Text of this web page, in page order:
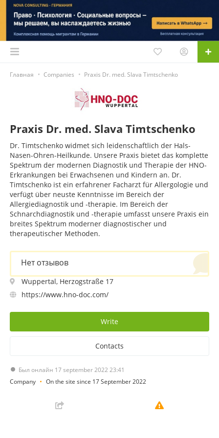
Главная Companies Praxis Dr. med. Slava Timtschenko
Praxis Dr. med. Slava Timtschenko
Dr. Timtschenko widmet sich leidenschaftlich der Hals-
Nasen-Ohren-Heilkunde. Unsere Praxis bietet das komplette
Spektrum der modernen Diagnostik und Therapie der HNO-
Erkrankungen bei Erwachsenen und Kindern an. Dr.
Timtschenko ist ein erfahrener Facharzt für Allergologie und
verfügt über neuste Kenntnisse im Bereich der
Allergiediagnostik und -therapie. Im Bereich der
Schnarchdiagnostik und -therapie umfasst unsere Praxis ein
breites Spektrum moderner diagnostischer und
therapeutischer Methoden.
Нет отзывов
Wuppertal, Herzogstraße 17
https://www.hno-doc.com/
Write
Contacts
Был онлайн 17 september 2022 23:41
Company
On the site since 17 September 2022